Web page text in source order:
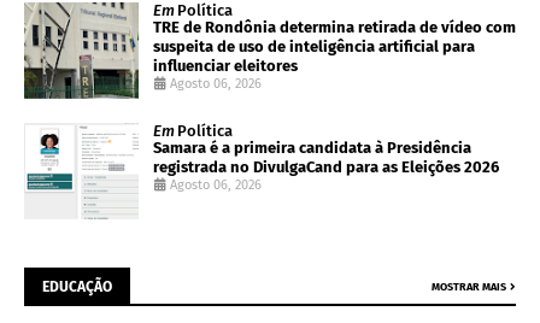
Em Política
TRE de Rondônia determina retirada de vídeo com
suspeita de uso de inteligência artificial para
influenciar eleitores
Agosto 06, 2026
Em Política
Samara é a primeira candidata à Presidência
registrada no DivulgaCand para as Eleições 2026
Agosto 06, 2026
EDUCAÇÃO MOSTRAR MAIS